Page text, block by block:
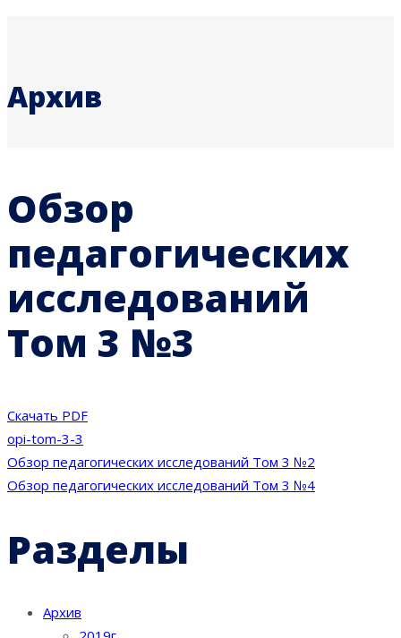
Архив
Обзор
педагогических
исследований
Том 3 №3
Скачать PDF
opi-tom-3-3
Навигация
по
записям
Обзор педагогических исследований Том 3 №2
Обзор педагогических исследований Том 3 №4
Разделы
Архив